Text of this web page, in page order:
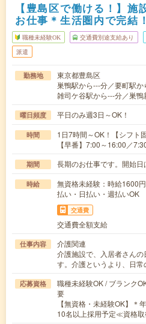
【豊島区で働ける！】施
お仕事＊生活圏内で完結！
職種未経験OK 交通費別途支給あり
派遣
勤務地
東京都豊島区
巣鴨駅から---分／要町駅
雑司ケ谷駅から---分／巣
曜日頻度 平日のみ週3日～OK！
時間
1日7時間～OK！【シフト
【早番】7:00～16:00／
期間 長期のお仕事です。開始
時給
無資格未経験：時給
払い・日払い・週払いOK
交通費
交通費全額支給
仕事内容
介護関連
介護施設で、入居者さん
す。介護というより、日
応募資格
職種未経験OK / ブランク
要
【無資格・未経験OK】＊
10名以上採用予定≪資格